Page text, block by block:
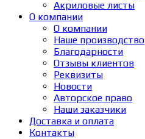
Акриловые листы
О компании
О компании
Наше производство
Благодарности
Отзывы клиентов
Реквизиты
Новости
Авторское право
Наши заказчики
Доставка и оплата
Контакты